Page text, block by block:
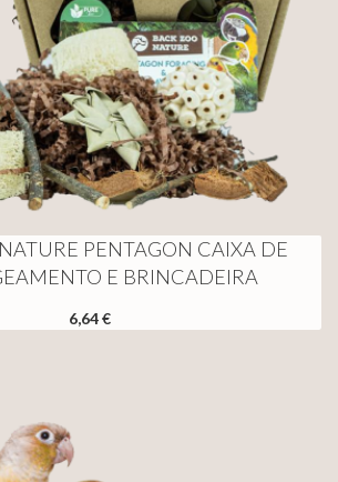
PENTAGON CAIXA DE
E BRINCADEIRA
6,64 €